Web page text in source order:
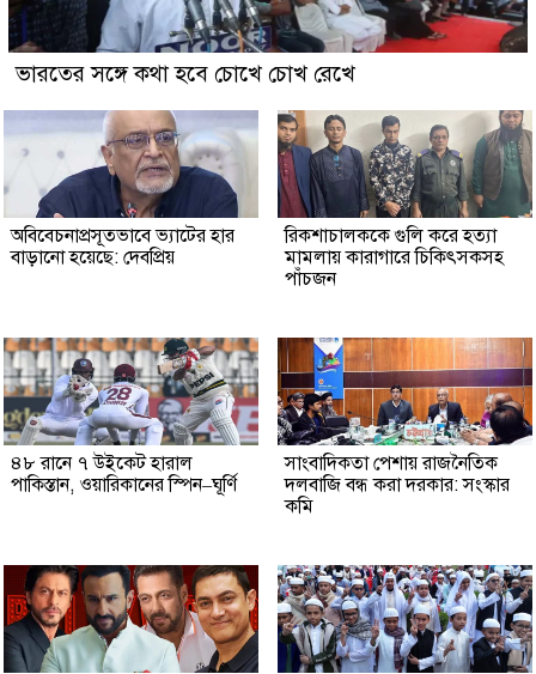
ভারতের সঙ্গে কথা হবে চোখে চোখ রেখে
অবিবেচনাপ্রসূতভাবে ভ্যাটের হার
বাড়ানো হয়েছে: দেবপ্রিয়
রিকশাচালককে গুলি করে হত্যা
মামলায় কারাগারে চিকিৎসকসহ
পাঁচজন
৪৮ রানে ৭ উইকেট হারাল
পাকিস্তান, ওয়ারিকানের স্পিন–ঘূর্ণি
সাংবাদিকতা পেশায় রাজনৈতিক
দলবাজি বন্ধ করা দরকার: সংস্কার
কমি